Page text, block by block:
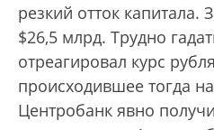
резкий отток капитала.
$26,5 млрд. Трудно
отреагировал курс
происходившее тогда
Центробанк явно